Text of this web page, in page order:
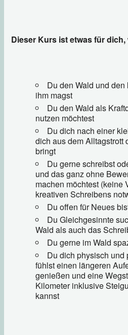
Dieser Kurs ist etwas für dich,
Du den Wald und
ihm magst
Du den Wald als
nutzen möchtest
Du dich nach einer
dich aus dem Alltagstrott
bringt
Du gerne schreibst
und das ganz ohne
machen möchtest (keine
kreativen Schreibens
Du offen für Neues
Du Gleichgesinnte
Wald als auch das
Du gerne im Wald
Du dich physisch
fühlst einen längeren
genießen und eine
Kilometer inklusive
kannst